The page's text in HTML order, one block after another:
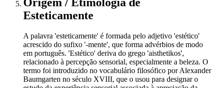
Esteticamente
A palavra 'esteticamente' é formada pelo adjetivo 'estético'
acrescido do sufixo '-mente', que forma advérbios de modo
em português. 'Estético' deriva do grego 'aisthetikos',
relacionado à percepção sensorial, especialmente a beleza. O
termo foi introduzido no vocabulário filosófico por Alexander
Baumgarten no século XVIII, que o usou para designar o